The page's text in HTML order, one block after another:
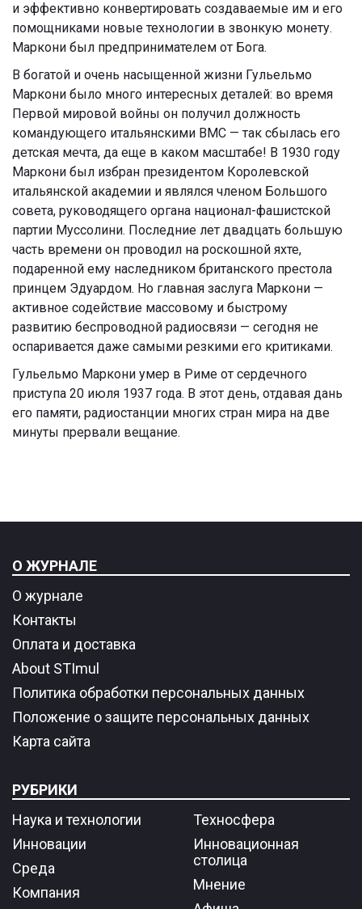
и эффективно конвертировать создаваемые им и его
помощниками новые технологии в звонкую монету.
Маркони был предпринимателем от Бога.
В богатой и очень насыщенной жизни Гульельмо
Маркони было много интересных деталей: во время
Первой мировой войны он получил должность
командующего итальянскими ВМС — так сбылась его
детская мечта, да еще в каком масштабе! В 1930 году
Маркони был избран президентом Королевской
итальянской академии и являлся членом Большого
совета, руководящего органа национал-фашистской
партии Муссолини. Последние лет двадцать большую
часть времени он проводил на роскошной яхте,
подаренной ему наследником британского престола
принцем Эдуардом. Но главная заслуга Маркони —
активное содействие массовому и быстрому
развитию беспроводной радиосвязи — сегодня не
оспаривается даже самыми резкими его критиками.
Гульельмо Маркони умер в Риме от сердечного
приступа 20 июля 1937 года. В этот день, отдавая дань
его памяти, радиостанции многих стран мира на две
минуты прервали вещание.
О ЖУРНАЛЕ
О журнале
Контакты
Оплата и доставка
About STImul
Политика обработки персональных данных
Положение о защите персональных данных
Карта сайта
РУБРИКИ
Наука и технологии
Инновации
Среда
Компания
Техносфера
Инновационная
столица
Мнение